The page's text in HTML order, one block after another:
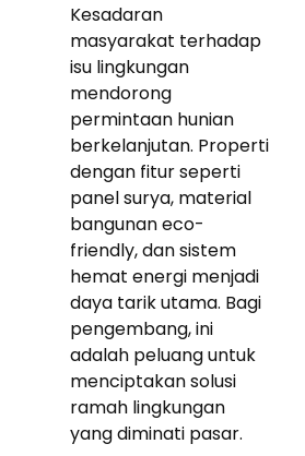
Kesadaran
masyarakat terhadap
isu lingkungan
mendorong
permintaan hunian
berkelanjutan. Properti
dengan fitur seperti
panel surya, material
bangunan eco-
friendly, dan sistem
hemat energi menjadi
daya tarik utama. Bagi
pengembang, ini
adalah peluang untuk
menciptakan solusi
ramah lingkungan
yang diminati pasar.